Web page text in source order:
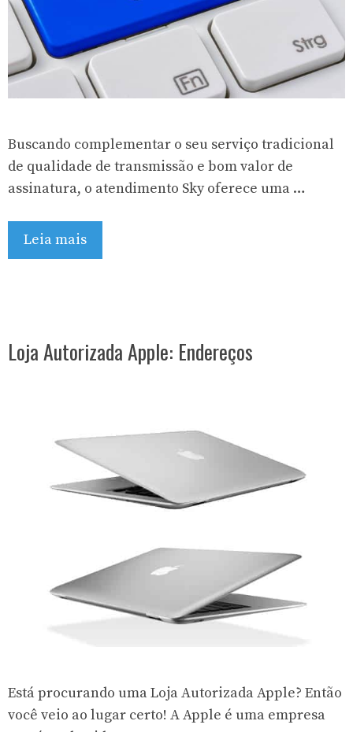
Buscando complementar o seu serviço tradicional
de qualidade de transmissão e bom valor de
assinatura, o atendimento Sky oferece uma …
Leia mais
Loja Autorizada Apple: Endereços
Está procurando uma Loja Autorizada Apple? Então
você veio ao lugar certo! A Apple é uma empresa